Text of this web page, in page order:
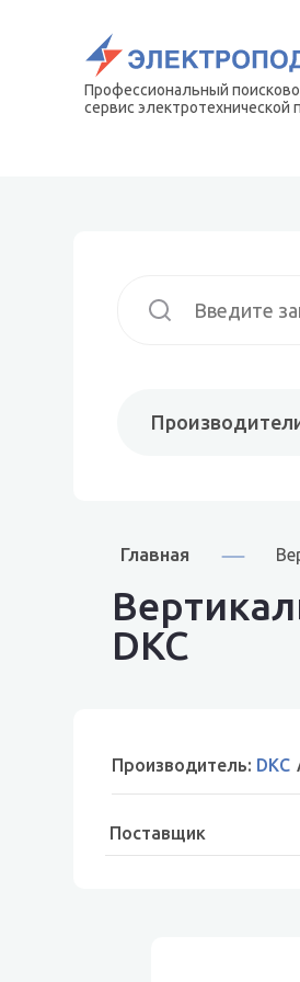
Профессиональный
сервис электротехнической
Главная
DKC
Производитель: DKC
Поставщик